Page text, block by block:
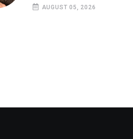
AUGUST 05, 2026